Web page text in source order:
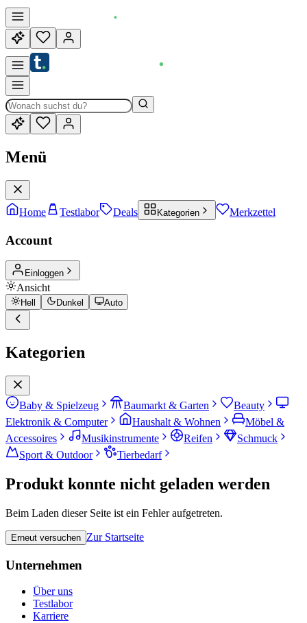
Menü
Home Testlabor Deals Kategorien Merkzettel
Account
Einloggen
Ansicht
Hell Dunkel Auto
Kategorien
Baby & Spielzeug Baumarkt & Garten
Beauty
Elektronik & Computer
Haushalt & Wohnen
Möbel &
Accessoires
Musikinstrumente Reifen
Schmuck
Sport & Outdoor
Tierbedarf
Produkt konnte nicht geladen werden
Beim Laden dieser Seite ist ein Fehler aufgetreten.
Erneut versuchen Zur Startseite
Unternehmen
Über uns
Testlabor
Karriere